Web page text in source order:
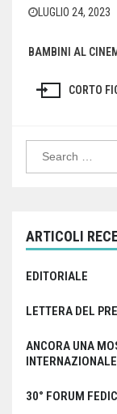
LUGLIO 24, 2023
articoli
BAMBINI AL
CORTO
ARTICOLI
EDITORIALE
LETTERA DEL
ANCORA UNA
30° FORUM